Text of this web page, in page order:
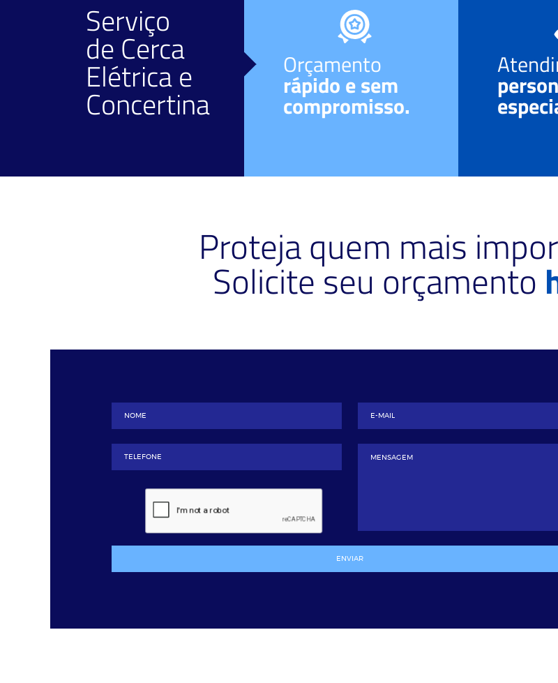
Serviço
deCerca
Elétricae
Concertina
Facilidade de
pagamento
Diversos meios.
Orçamento
rápido e sem
compromisso.
Proteja quem mais
Solicite seu orçamento
ENVIAR